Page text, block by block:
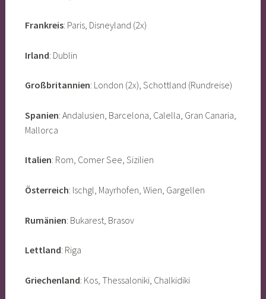
Frankreis: Paris, Disneyland (2x)
Irland: Dublin
Großbritannien: London (2x), Schottland (Rundreise)
Spanien: Andalusien, Barcelona, Calella, Gran Canaria,
Mallorca
Italien: Rom, Comer See, Sizilien
Österreich: Ischgl, Mayrhofen, Wien, Gargellen
Rumänien: Bukarest, Brasov
Lettland: Riga
Griechenland: Kos, Thessaloniki, Chalkidiki